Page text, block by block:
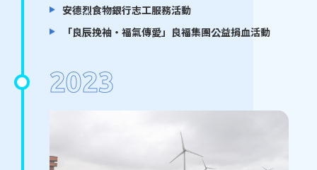
安德烈食物銀行志工服務活動
「良辰挽袖・福氣傳愛」良福集團公益捐血活動
2023